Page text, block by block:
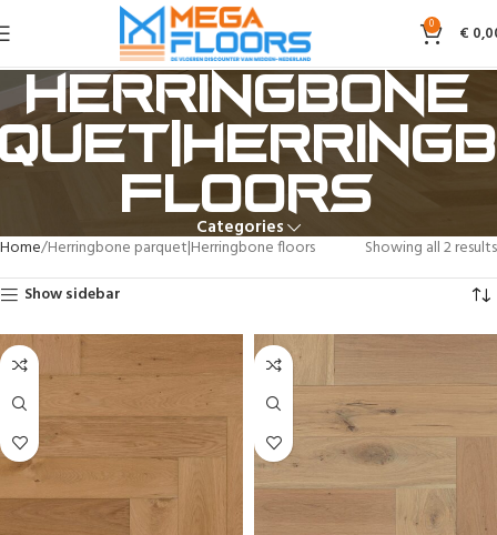
0 €
Herringbone
floors
Categories
Home Herringbone parquet|Herringbone floors
Showing all 2 results
Show sidebar